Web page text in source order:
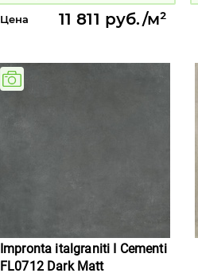
Цена 11 811 руб./м²
Impronta italgraniti I Cementi
FL0712 Dark Matt